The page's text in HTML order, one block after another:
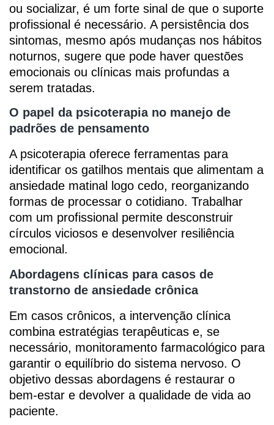
ou socializar, é um forte sinal de que o suporte
profissional é necessário. A persistência dos
sintomas, mesmo após mudanças nos hábitos
noturnos, sugere que pode haver questões
emocionais ou clínicas mais profundas a
serem tratadas.
O papel da psicoterapia no manejo de
padrões de pensamento
A psicoterapia oferece ferramentas para
identificar os gatilhos mentais que alimentam a
ansiedade matinal logo cedo, reorganizando
formas de processar o cotidiano. Trabalhar
com um profissional permite desconstruir
círculos viciosos e desenvolver resiliência
emocional.
Abordagens clínicas para casos de
transtorno de ansiedade crônica
Em casos crônicos, a intervenção clínica
combina estratégias terapêuticas e, se
necessário, monitoramento farmacológico para
garantir o equilíbrio do sistema nervoso. O
objetivo dessas abordagens é restaurar o
bem-estar e devolver a qualidade de vida ao
paciente.